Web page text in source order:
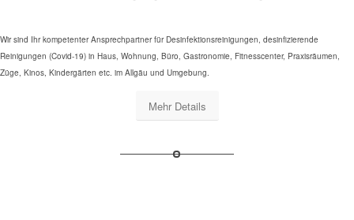
Wir sind Ihr kompetenter Ansprechpartner für Desinfektionsreinigungen, desinfizierende
Reinigungen (Covid-19) in Haus, Wohnung, Büro, Gastronomie, Fitnesscenter, Praxisräumen,
Züge, Kinos, Kindergärten etc. im Allgäu und Umgebung.
Mehr Details